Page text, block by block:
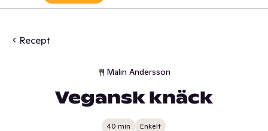
Recept
Malin Andersson
Vegansk knäck
40 min Enkelt